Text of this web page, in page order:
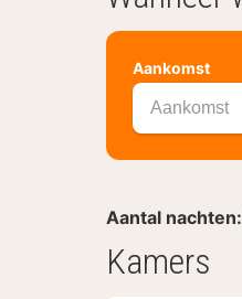
Aankomst
Aankomst
Aantal nachten:
Kamers